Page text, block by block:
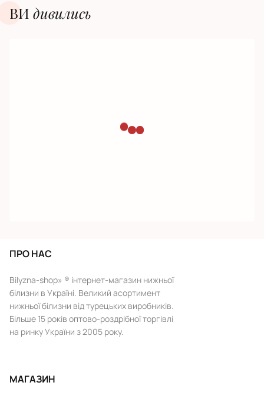
ВИ дивилиcь
ПРО НАС
Bilyzna-shop» ® інтернет-магазин нижньої
білизни в Україні. Великий асортимент
нижньої білизни від турецьких виробників.
Більше 15 років оптово-роздрібної торгівлі
на ринку України з 2005 року.
МАГАЗИН